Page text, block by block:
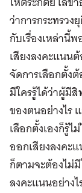
ว่าการกระทรวง
กับเรื่องเหล่านี้
เสียงลงคะแนน
จัดการเลือกตั้ง
มีใครรู้ได้ว่าผู้มี
ของตนอย่างไร
เลือกตั้งเองก็รู้
ออกเสียงลงคะ
ก็ตามจะต้องไม่
ลงคะแนนอย่างไ